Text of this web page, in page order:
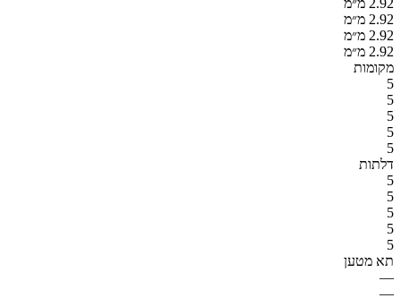
2.92 מ״מ
2.92 מ״מ
2.92 מ״מ
מקומות
5
5
5
5
5
דלתות
5
5
5
5
5
תא מטען
—
—